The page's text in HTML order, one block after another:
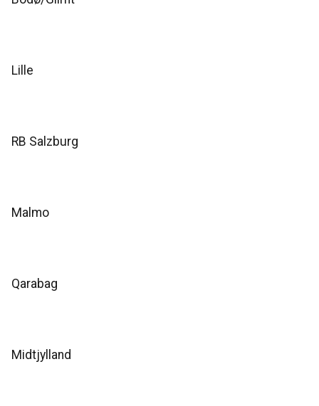
Lille
RB Salzburg
Malmo
Qarabag
Midtjylland